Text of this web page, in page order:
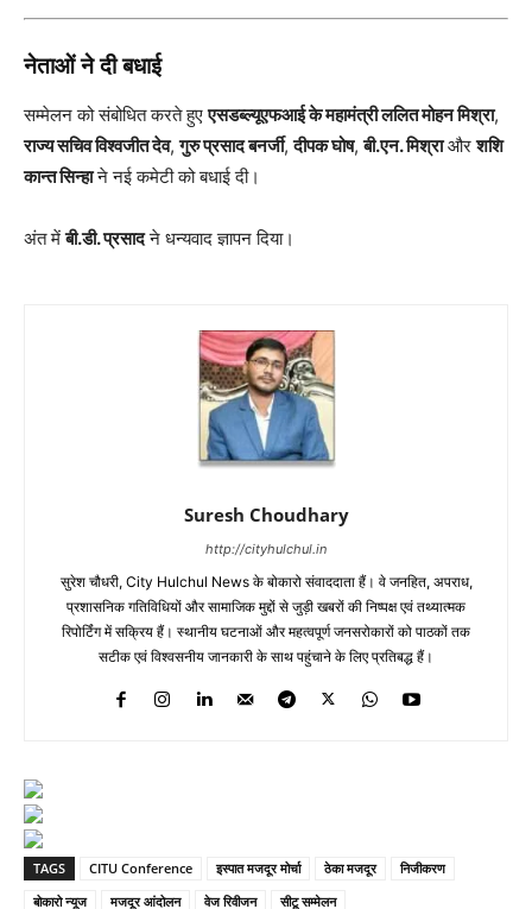
नेताओं ने दी बधाई
सम्मेलन को संबोधित करते हुएएसडब्ल्यूएफआई के महामंत्री ललित मोहन मिश्रा,
राज्य सचिव विश्वजीत देव,गुरु प्रसाद बनर्जी,दीपक घोष,बी.एन. मिश्राऔरशशि
कान्त सिन्हाने नई कमेटी को बधाई दी।
अंत मेंबी.डी. प्रसादने धन्यवाद ज्ञापन दिया।
Suresh Choudhary
http://cityhulchul.in
सुरेश चौधरी, City Hulchul News के बोकारो संवाददाता हैं। वे जनहित, अपराध,
प्रशासनिक गतिविधियों और सामाजिक मुद्दों से जुड़ी खबरों की निष्पक्ष एवं तथ्यात्मक
रिपोर्टिंग में सक्रिय हैं। स्थानीय घटनाओं और महत्वपूर्ण जनसरोकारों को पाठकों तक
सटीक एवं विश्वसनीय जानकारी के साथ पहुंचाने के लिए प्रतिबद्ध हैं।
TAGS CITU Conference इस्पात मजदूर मोर्चा ठेका मजदूर
निजीकरण
बोकारो न्यूज
मजदूर आंदोलन वेज रिवीजन सीटू सम्मेलन